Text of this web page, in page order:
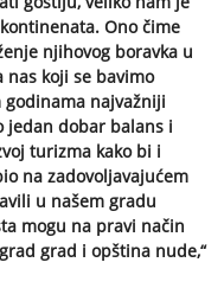
Ono čime
njihovog boravka u
nas koji se bavimo
najvažniji
jedan dobar balans i
turizma kako bi i
na zadovoljavajućem
u našem gradu
mogu na pravi način
grad i opština nude,“